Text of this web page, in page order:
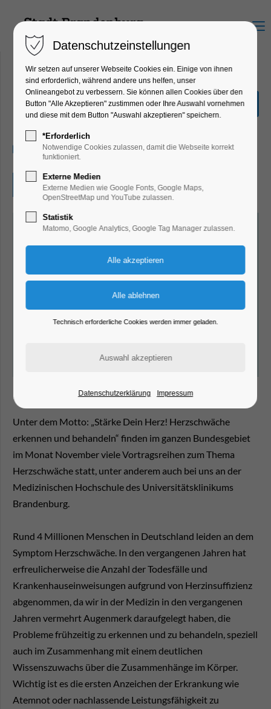
Menu
Stärke Dein Herz!
Bildung, Vortrag
13.11.2024, 18:00–20:00
Eintritt frei
Unter dem Motto: „Stärke Dein Herz! Herzschwäche
erkennen und behandeln“ finden im ganzen Bundesgebiet
im Monat November viele Vortragsreihen zum Thema
Herzschwäche statt, unter anderem auch bei uns an der
Medizinischen Hochschule des Universitätsklinikums
Brandenburg.
Rund 4 Millionen Menschen in Deutschland leiden an dem
Symptom Herzschwäche. In den vergangenen Jahren hat
erfreulicherweise die Anzahl der Todesfälle und
Krankenhauseinweisungen aufgrund von Herzinsuffizienz
abgenommen, da wir in der Medizin in den vergangenen
Jahren vermehrt Augenmerk daraufgelegt haben, die
Probleme frühzeitig zu erkennen und zu behandeln, speziell
auch im Zusammenhang mit einem deutlichen
Wissenszuwachs über die Zusammenhänge im Körper.
Wichtig ist es die ersten Anzeichen der Erkrankung wie
Atemnot oder nachlassende Leistungsfähigkeit zu
Datenschutzeinstellungen
Wir setzen auf unserer Webseite Cookies ein. Einige von ihnen
sind erforderlich, während andere uns helfen, unser
Onlineangebot zu verbessern. Sie können allen Cookies über den
Button "Alle Akzeptieren" zustimmen oder Ihre Auswahl vornehmen
und diese mit dem Button "Auswahl akzeptieren" speichern.
*Erforderlich
Notwendige Cookies zulassen, damit die Webseite korrekt
funktioniert.
Externe Medien
Externe Medien wie Google Fonts, Google Maps,
OpenStreetMap und YouTube zulassen.
Statistik
Matomo, Google Analytics, Google Tag Manager zulassen.
Technisch erforderliche Cookies werden immer geladen.
Datenschutzerklärung Impressum